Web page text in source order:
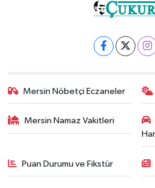
Mersin Nöbetçi Eczaneler
Mersin Namaz Vakitleri
Puan Durumu ve Fikstür